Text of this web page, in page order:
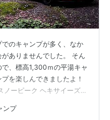
のキャンプが多く、なか
ありませんでした。 そん
、標高1,300ｍの平湯キャ
を楽しんできましたよ！
ノーピーク ヘキサイーズ1
！ 食後はコーヒーを飲も
ンプ